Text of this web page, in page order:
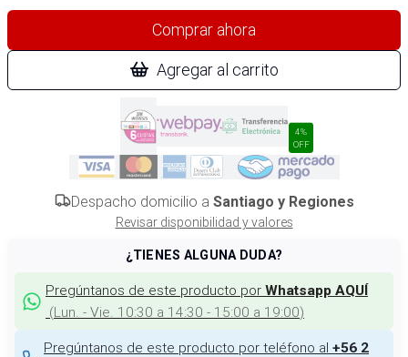
Comprar ahora
Agregar al carrito
4%
OFF
Despacho domicilio a Santiago y Regiones
Revisar disponibilidad y valores
¿TIENES ALGUNA DUDA?
Pregúntanos de este producto por Whatsapp AQUÍ
(Lun. - Vie. 10:30 a 14:30 - 15:00 a 19:00)
Pregúntanos de este producto por teléfono al +56 2